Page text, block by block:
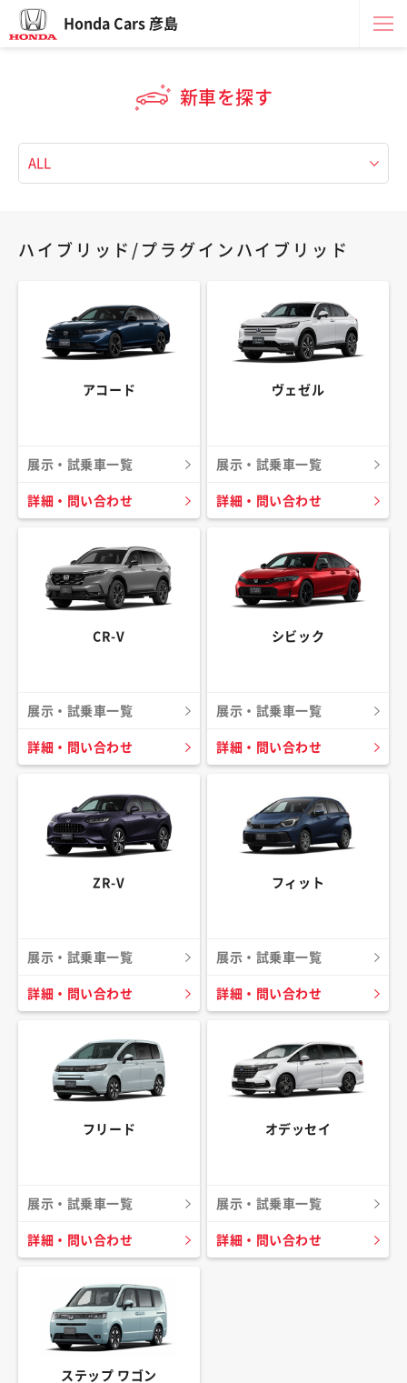
Honda Cars 彦島
新車を探す
ハイブリッド/プラグインハイブリッド
アコード
展示・試乗車一覧
詳細・問い合わせ
ヴェゼル
展示・試乗車一覧
詳細・問い合わせ
CR-V
展示・試乗車一覧
詳細・問い合わせ
シビック
展示・試乗車一覧
詳細・問い合わせ
ZR-V
展示・試乗車一覧
詳細・問い合わせ
フィット
展示・試乗車一覧
詳細・問い合わせ
フリード
展示・試乗車一覧
詳細・問い合わせ
オデッセイ
展示・試乗車一覧
詳細・問い合わせ
ステップ ワゴン